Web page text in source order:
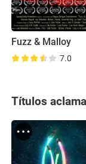
Fuzz & Malloy
7.0
Títulos